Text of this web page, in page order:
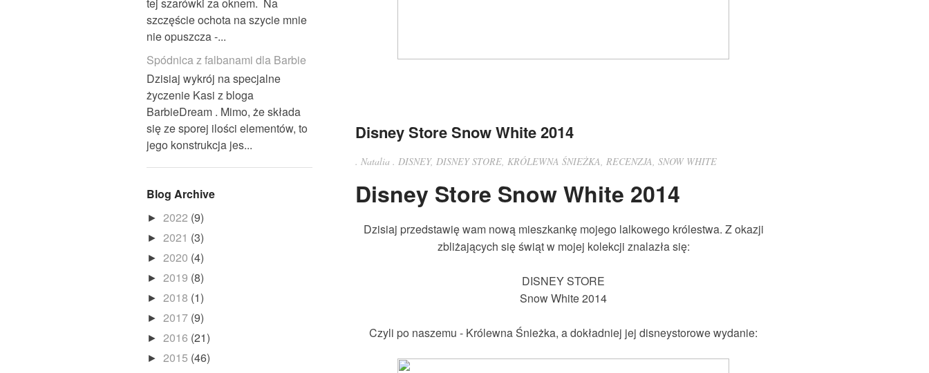
Disney Store Snow White 2014
. Natalia . DISNEY, DISNEY STORE, KRÓLEWNA ŚNIEŻKA, RECENZJA, SNOW WHITE
Disney Store Snow White 2014
Dzisiaj przedstawię wam nową mieszkankę mojego lalkowego królestwa. Z okazji
zbliżających się świąt w mojej kolekcji znalazła się:
DISNEY STORE
Snow White 2014
Czyli po naszemu - Królewna Śnieżka, a dokładniej jej disneystorowe wydanie:
tej szarówki za oknem. Na
szczęście ochota na szycie mnie
nie opuszcza -...
Spódnica z falbanami dla Barbie
Dzisiaj wykrój na specjalne
życzenie Kasi z bloga
BarbieDream . Mimo, że składa
się ze sporej ilości elementów, to
jego konstrukcja jes...
Blog Archive
► 2022 (9)
► 2021 (3)
► 2020 (4)
► 2019 (8)
► 2018 (1)
► 2017 (9)
► 2016 (21)
► 2015 (46)